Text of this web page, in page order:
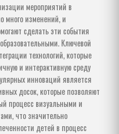
мероприятий в
много изменений, и
сделать эти события
Ключевой
технологий, которые
и интерактивную среду
инноваций является
досок, которые позволяют
процесс визуальными и
что значительно
детей в процесс